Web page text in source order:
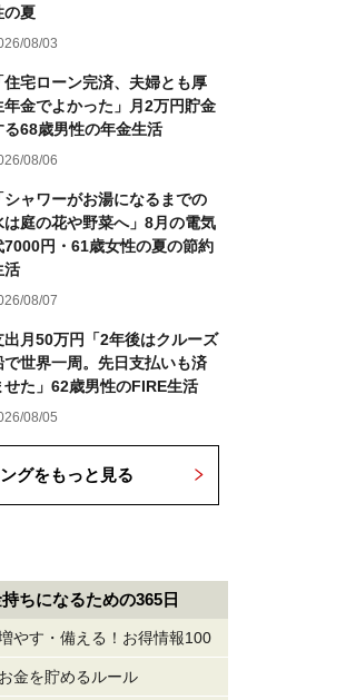
の夏
08/03
住宅ローン完済、夫婦とも厚
年金でよかった」月2万円貯金
る68歳男性の年金生活
08/06
シャワーがお湯になるまでの
は庭の花や野菜へ」8月の電気
7000円・61歳女性の夏の節約
活
08/07
出月50万円「2年後はクルーズ
で世界一周。先日支払いも済
せた」62歳男性のFIRE生活
08/05
グをもっと見る
ちになるための365日
やす・備える！お得情報100
金を貯めるルール